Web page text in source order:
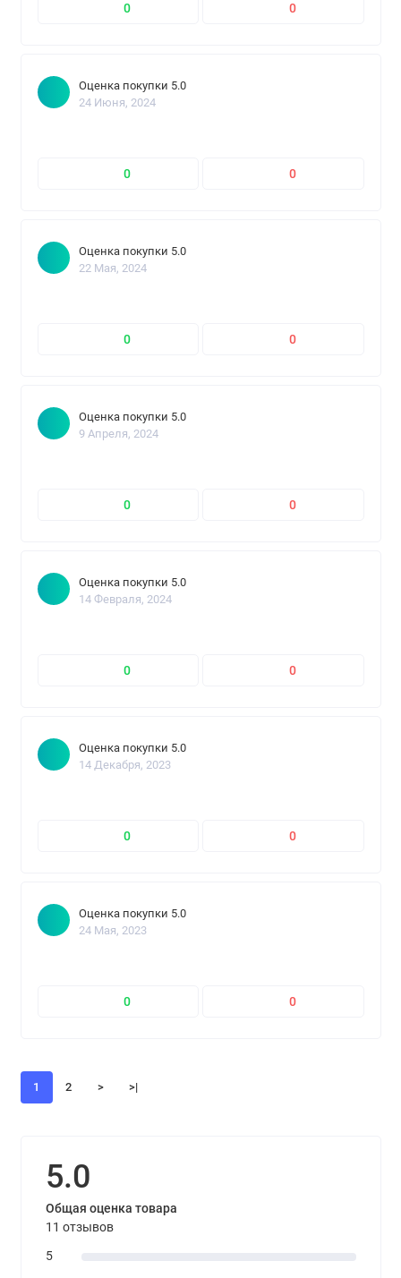
0 0
Оценка покупки 5.0
24 Июня, 2024
0 0
Оценка покупки 5.0
22 Мая, 2024
0 0
Оценка покупки 5.0
9 Апреля, 2024
0 0
Оценка покупки 5.0
14 Февраля, 2024
0 0
Оценка покупки 5.0
14 Декабря, 2023
0 0
Оценка покупки 5.0
24 Мая, 2023
0 0
1 2 > >|
5.0
Общая оценка товара
11 отзывов
5